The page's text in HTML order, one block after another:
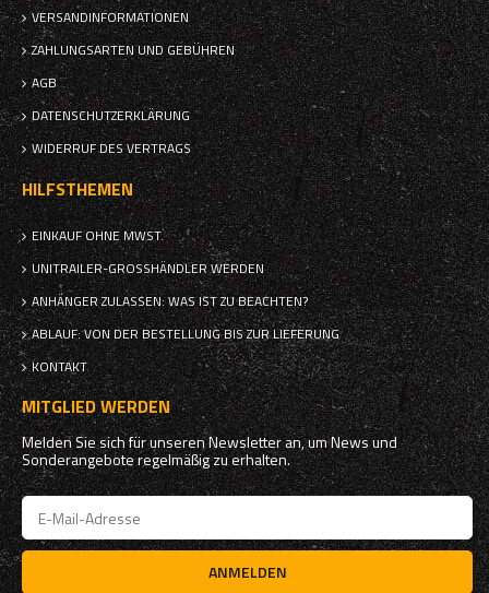
VERSANDINFORMATIONEN
ZAHLUNGSARTEN UND GEBÜHREN
AGB
DATENSCHUTZERKLÄRUNG
WIDERRUF DES VERTRAGS
HILFSTHEMEN
EINKAUF OHNE MWST.
UNITRAILER-GROSSHÄNDLER WERDEN
ANHÄNGER ZULASSEN: WAS IST ZU BEACHTEN?
ABLAUF: VON DER BESTELLUNG BIS ZUR LIEFERUNG
KONTAKT
MITGLIED WERDEN
Melden Sie sich für unseren Newsletter an, um News und
Sonderangebote regelmäßig zu erhalten.
ANMELDEN